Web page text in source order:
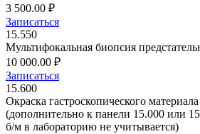
3 500.00 ₽
Записаться
15.550
Мультифокальная биопсия
10 000.00 ₽
Записаться
15.600
Окраска гастроскопического
(дополнительно к панели 15.000 или
б/м в лабораторию не учитывается)